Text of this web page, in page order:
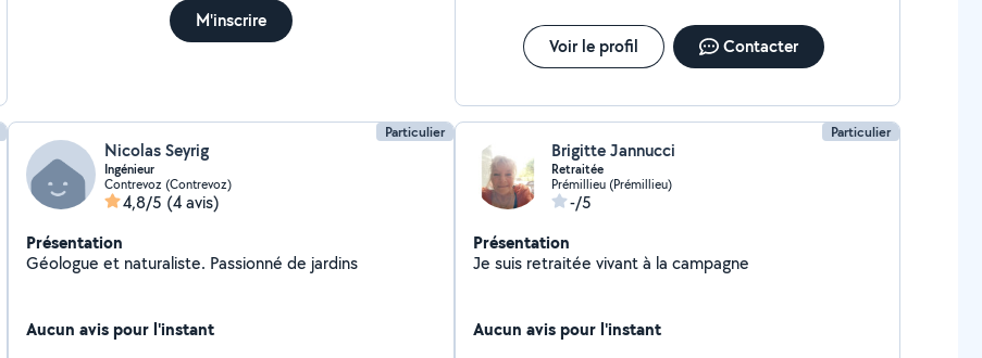
M'inscrire
Voir le profil Contacter
Particulier
Nicolas Seyrig
Ingénieur
Contrevoz (Contrevoz)
4,8/5 (4 avis)
Présentation
Géologue et naturaliste. Passionné de jardins
Aucun avis pour l'instant
Particulier
Brigitte Jannucci
Retraitée
Prémillieu (Prémillieu)
-/5
Présentation
Je suis retraitée vivant à la campagne
Aucun avis pour l'instant